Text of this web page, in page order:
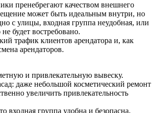
пренебрегают качеством внешнего
может быть идеальным внутри, но
с улицы, входная группа неудобная, или
будет востребовано.
трафик клиентов арендатора и, как
арендаторов.
и привлекательную вывеску.
даже небольшой косметический ремонт
увеличить привлекательность
входная группа удобна и безопасна.